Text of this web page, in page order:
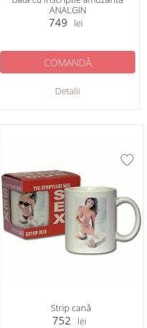
ANALGIN
749 lei
Detalii
COMANDĂ
Strip cană
752 lei